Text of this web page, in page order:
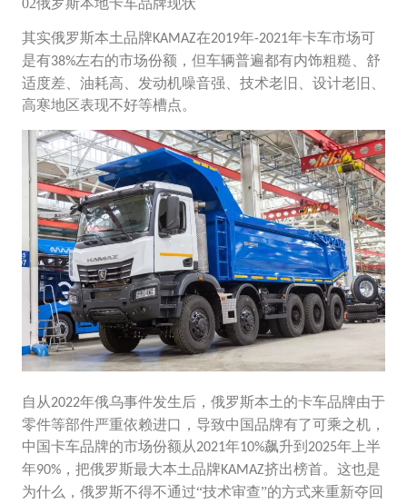
02俄罗斯本地卡车品牌现状
其实俄罗斯本土品牌KAMAZ在2019年-2021年卡车市场可
是有38%左右的市场份额，但车辆普遍都有内饰粗糙、舒
适度差、油耗高、发动机噪音强、技术老旧、设计老旧、
高寒地区表现不好等槽点。
自从2022年俄乌事件发生后，俄罗斯本土的卡车品牌由于
零件等部件严重依赖进口，导致中国品牌有了可乘之机，
中国卡车品牌的市场份额从2021年10%飙升到 2025年上半
年90% ，把俄罗斯最大本土品牌KAMAZ挤出榜首。这也是
为什么，俄罗斯不得不通过“技术审查”的方式来重新夺回